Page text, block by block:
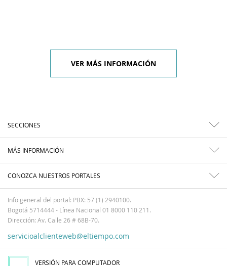
VER MÁS INFORMACIÓN
SECCIONES
MÁS INFORMACIÓN
CONOZCA NUESTROS PORTALES
Info general del portal: PBX: 57 (1) 2940100.
Bogotá 5714444 - Línea Nacional 01 8000 110 211.
Dirección: Av. Calle 26 # 68B-70.
servicioalclienteweb@eltiempo.com
VERSIÓN PARA COMPUTADOR